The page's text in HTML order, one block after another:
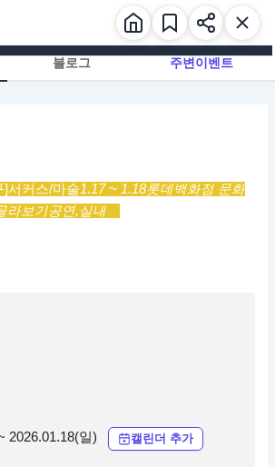
블로그 주변이벤트
]서커스/마술1.17 ~ 1.18롯데백화점 문화
라보기공연,실내
2026.01.18(일) 캘린더 추가